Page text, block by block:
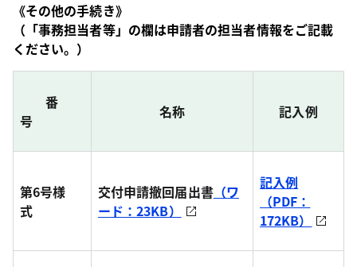
《その他の手続き》
（「事務担当者等」の欄は申請者の担当者情報をご記載
ください。）
番
号
名称 記入例
第6号様
式
交付申請撤回届出書（ワ
ード：23KB）
記入例
（PDF：
172KB）